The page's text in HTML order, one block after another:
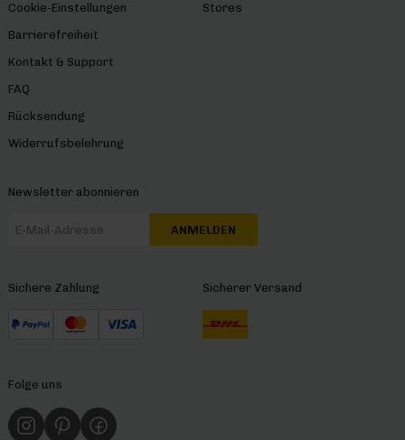
Cookie-Einstellungen
Barrierefreiheit
Kontakt & Support
FAQ
Rücksendung
Widerrufsbelehrung
Stores
Newsletter abonnieren
ANMELDEN
Sichere Zahlung Sicherer Versand
Folge uns